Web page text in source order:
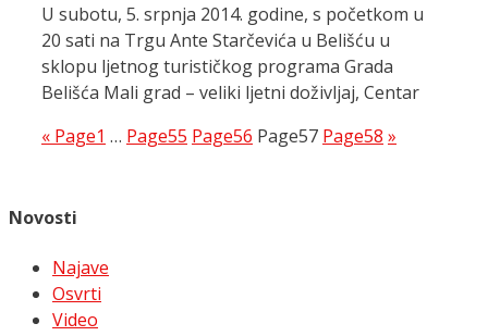
U subotu, 5. srpnja 2014. godine, s početkom u
20 sati na Trgu Ante Starčevića u Belišću u
sklopu ljetnog turističkog programa Grada
Belišća Mali grad – veliki ljetni doživljaj, Centar
« Page1 … Page55 Page56 Page57 Page58 »
Novosti
Najave
Osvrti
Video